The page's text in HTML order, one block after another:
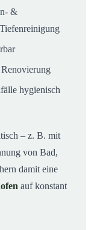
&
hygienisch
– z. B. mit
von Bad,
damit eine
auf konstant